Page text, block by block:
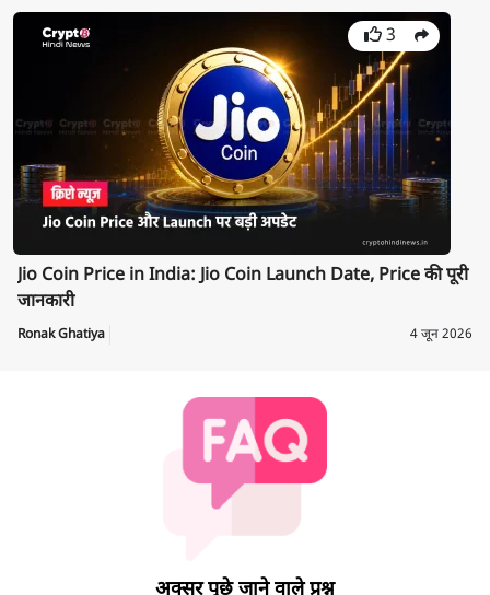
3
Jio Coin Price in India: Jio Coin Launch Date, Price की पूरी
जानकारी
Ronak Ghatiya 4 जून 2026
अक्सर पूछे जाने वाले प्रश्न